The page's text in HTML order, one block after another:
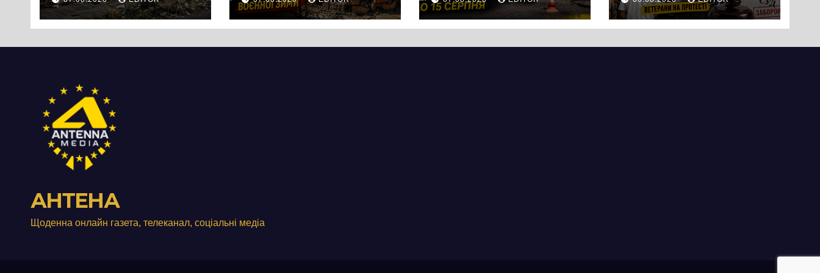
Черкас
перетворився на
Святотроїцькій
затягнувся
вулицею
Хрещатик на
вийшли на
протест до стін
АНТЕНА
Щоденна онлайн газета, телеканал, соціальні медіа